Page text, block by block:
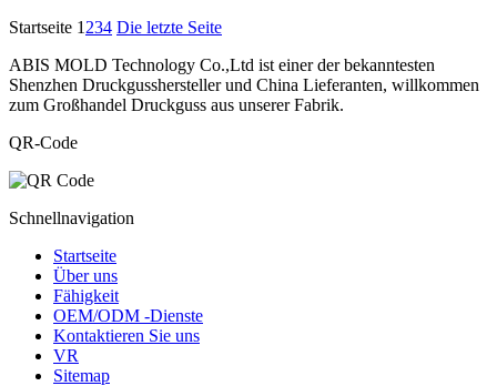
Startseite 1 234 Die letzte Seite
ABIS MOLD Technology Co.,Ltd ist einer der bekanntesten
Shenzhen Druckgusshersteller und China Lieferanten, willkommen
zum Großhandel Druckguss aus unserer Fabrik.
QR-Code
Schnellnavigation
Startseite
Über uns
Fähigkeit
OEM/ODM -Dienste
Kontaktieren Sie uns
VR
Sitemap